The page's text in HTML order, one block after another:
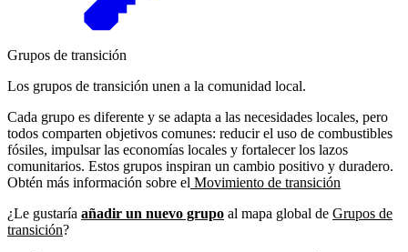
Grupos de transición
Los grupos de transición unen a la comunidad local.
Cada grupo es diferente y se adapta a las necesidades locales, pero
todos comparten objetivos comunes: reducir el uso de combustibles
fósiles, impulsar las economías locales y fortalecer los lazos
comunitarios. Estos grupos inspiran un cambio positivo y duradero.
Obtén más información sobre el Movimiento de transición
¿Le gustaría añadir un nuevo grupo al mapa global de Grupos de
transición?